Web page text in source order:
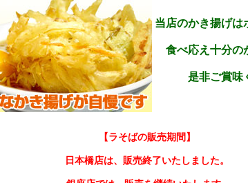
当店のかき揚げは
食べ応え十分の
是非ご賞味
【ラそばの販売期間】
日本橋店は、販売終了いたしました。